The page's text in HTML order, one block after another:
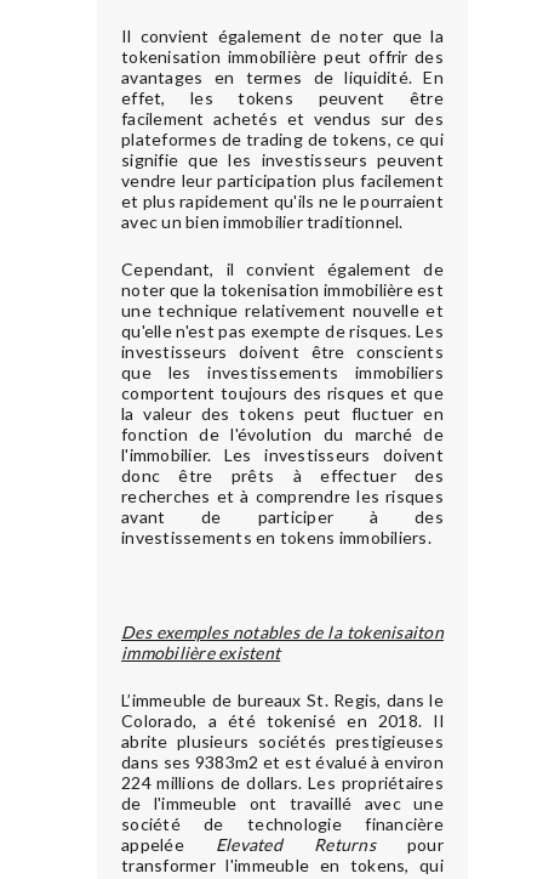
Il convient également de noter que la
tokenisation immobilière peut offrir des
avantages en termes de liquidité. En
effet, les tokens peuvent être
facilement achetés et vendus sur des
plateformes de trading de tokens, ce qui
signifie que les investisseurs peuvent
vendre leur participation plus facilement
et plus rapidement qu'ils ne le pourraient
avec un bien immobilier traditionnel.
Cependant, il convient également de
noter que la tokenisation immobilière est
une technique relativement nouvelle et
qu'elle n'est pas exempte de risques. Les
investisseurs doivent être conscients
que les investissements immobiliers
comportent toujours des risques et que
la valeur des tokens peut fluctuer en
fonction de l'évolution du marché de
l'immobilier. Les investisseurs doivent
donc être prêts à effectuer des
recherches et à comprendre les risques
avant de participer à des
investissements en tokens immobiliers.
Des exemples notables de la tokenisaiton
immobilière existent
L’immeuble de bureaux St. Regis, dans le
Colorado, a été tokenisé en 2018. Il
abrite plusieurs sociétés prestigieuses
dans ses 9383m2 et est évalué à environ
224 millions de dollars. Les propriétaires
de l'immeuble ont travaillé avec une
société de technologie financière
appelée Elevated Returnspour
transformer l'immeuble en tokens, qui